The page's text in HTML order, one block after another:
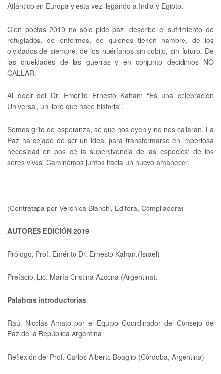
Atlántico en Europa y esta vez llegando a India y Egipto.
Cien poetas 2019 no sólo pide paz, describe el sufrimiento de
refugiados, de enfermos, de quienes tienen hambre, de los
olvidados de siempre, de los huérfanos sin cobijo, sin futuro. De
las crueldades de las guerras y en conjunto decidimos NO
CALLAR.
Al decir del Dr. Emérito Ernesto Kahan: “Es una celebración
Universal, un libro que hace historia”.
Somos grito de esperanza, sé que nos oyen y no nos callarán. La
Paz ha dejado de ser un ideal para transformarse en imperiosa
necesidad en pos de la supervivencia de las especies; de los
seres vivos. Caminemos juntos hacia un nuevo amanecer.
(Contratapa por Verónica Bianchi, Editora, Compiladora)
AUTORES EDICIÓN 2019
Prólogo, Prof. Emérito Dr. Ernesto Kahan.(Israel)
Prefacio, Lic. María Cristina Azcona (Argentina).
Palabras introductorias
Raúl Nicolás Amato por el Equipo Coordinador del Consejo de
Paz de la República Argentina
Reflexión del Prof. Carlos Alberto Boaglio (Córdoba, Argentina)